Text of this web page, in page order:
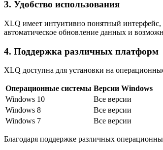
3. Удобство использования
XLQ имеет интуитивно понятный интерфейс,
автоматическое обновление данных и
4. Поддержка различных платформ
XLQ доступна для установки на
Операционные системы Версии Windows
Windows 10
Все версии
Windows 8
Все версии
Windows 7
Все версии
Благодаря поддержке различных